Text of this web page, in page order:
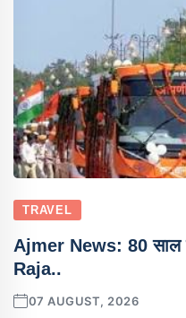
TRAVEL
Ajmer News: 80 साल
Raja..
07 AUGUST, 2026